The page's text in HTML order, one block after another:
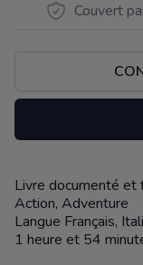
Couvert
Description
Livre documenté et
Action, Adventure
Langue Français,
1 heure et 54